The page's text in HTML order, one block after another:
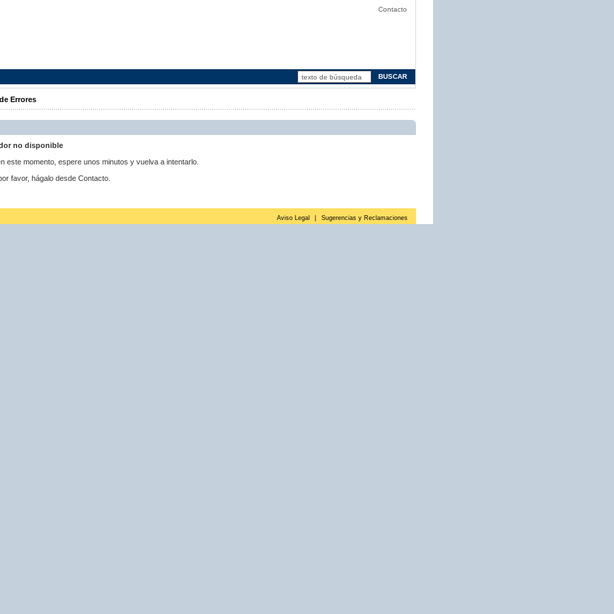
Contacto
Errores
no disponible
este momento, espere unos minutos y vuelva a intentarlo.
favor, hágalo desde Contacto.
Aviso Legal Sugerencias y Reclamaciones